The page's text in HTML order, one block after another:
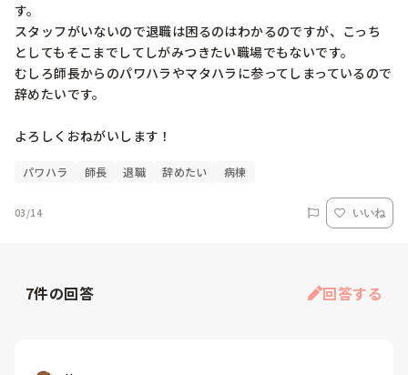
す。
スタッフがいないので退職は困るのはわかるのですが、こっち
としてもそこまでしてしがみつきたい職場でもないです。
むしろ師長からのパワハラやマタハラに参ってしまっているので
辞めたいです。
よろしくおねがいします！
パワハラ 師長 退職 辞めたい 病棟
03/14 いいね
7件の回答 回答する